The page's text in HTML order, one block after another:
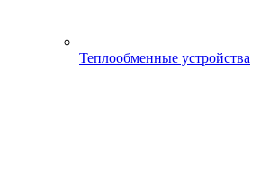
Теплообменные устройства